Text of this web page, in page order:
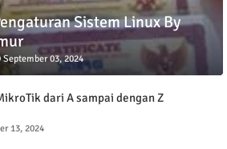
Sistem Linux By
September 03, 2024
dari A sampai dengan Z
13, 2024